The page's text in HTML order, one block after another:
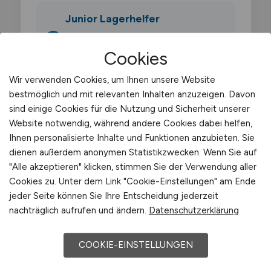
Junior Lagerhelfer
Fachaufgaben, erste Verantwortung
Senior Lagerhelfer
3–6 Jahre · Spezialisierung,
eigenständige Projekte
Team Lead
6–10 Jahre ·
Prozessoptimierung
Cookies
Wir verwenden Cookies, um Ihnen unsere Website
bestmöglich und mit relevanten Inhalten anzuzeigen. Davon
sind einige Cookies für die Nutzung und Sicherheit unserer
Website notwendig, während andere Cookies dabei helfen,
Ihnen personalisierte Inhalte und Funktionen anzubieten. Sie
dienen außerdem anonymen Statistikzwecken. Wenn Sie auf
"Alle akzeptieren" klicken, stimmen Sie der Verwendung aller
Cookies zu. Unter dem Link "Cookie-Einstellungen" am Ende
jeder Seite können Sie Ihre Entscheidung jederzeit
nachträglich aufrufen und ändern. Datenschutzerklärung
COOKIE-EINSTELLUNGEN